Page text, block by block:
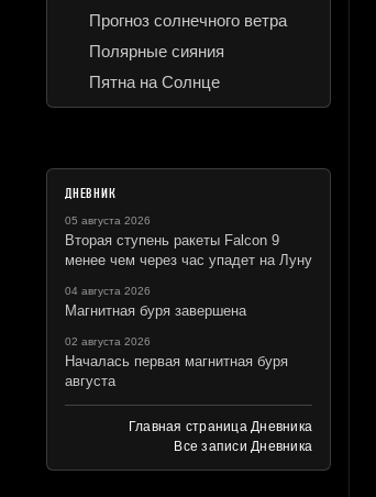
Прогноз солнечного ветра
Полярные сияния
Пятна на Солнце
ДНЕВНИК
05 августа 2026
Вторая ступень ракеты Falcon 9
менее чем через час упадет на Луну
04 августа 2026
Магнитная буря завершена
02 августа 2026
Началась первая магнитная буря
августа
Главная страница Дневника
Все записи Дневника